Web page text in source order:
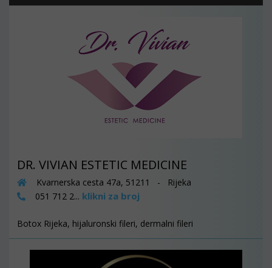
DR. VIVIAN ESTETIC MEDICINE
Kvarnerska cesta 47a, 51211 - Rijeka
051 712 2... klikni za broj
Botox Rijeka, hijaluronski fileri, dermalni fileri